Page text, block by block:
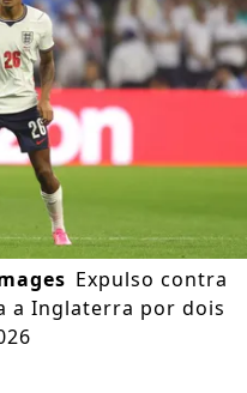
Expulso contra
a Inglaterra por dois